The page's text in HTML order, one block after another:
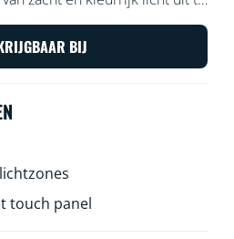
LED-lamp met je mee,
huis, en maak je knusse plek
BIJ
touch panel